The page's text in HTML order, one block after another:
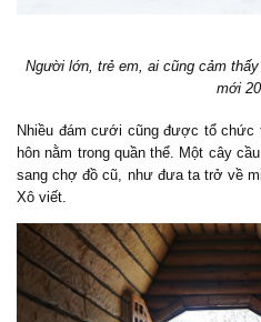
Người lớn, trẻ em, ai cũng cảm
mới
Nhiều đám cưới cũng được tổ chức
hôn nằm trong quần thể. Một cây
sang chợ đồ cũ, như đưa ta trở về
Xô viết.